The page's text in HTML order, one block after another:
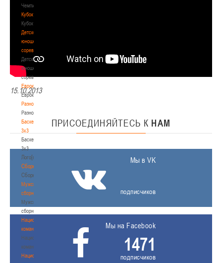
Чемпионат
Кубок
Кубок
Детско-
юношеские
соревнования
Детско-
юношеские
соревнования
Еврокубки
Еврокубки
Разное
Разное
Баскетбол
3х3
Баскетбол
3х3
Лого[modid=121]
Сборные
Сборные
Мужские
сборные
Мужские
сборные
Национальная
команда
Национальная
команда
Национальная
15.10.2013
ПРИСОЕДИНЯЙТЕСЬ К НАМ
Мы в VK
подписчиков
Мы на Facebook
1471
подписчиков